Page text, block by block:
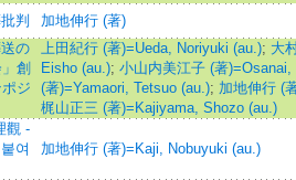
判
加地伸行 (著)
の
創
ジ
上田紀行 (著)=Ueda, Noriyuki (au.); 大
Eisho (au.); 小山内美江子 (著)=Osanai,
(著)=Yamaori, Tetsuo (au.); 加地伸行 (
梶山正三 (著)=Kajiyama, Shozo (au.)
觀 -
여
加地伸行 (著)=Kaji, Nobuyuki (au.)